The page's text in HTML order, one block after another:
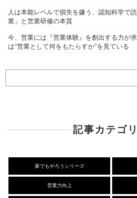
人は本能レベルで損失を嫌う、認知科学で
業」と営業研修の本質
今、営業には『営業体験』を創出する力が
は“営業として何をもたらすか”を見ている
索:
記事カテゴ
家でもやろうシリーズ
営業力向上